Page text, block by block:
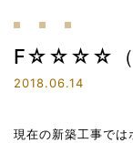
F☆☆☆☆（
2018.06.14
現在の新築工事では